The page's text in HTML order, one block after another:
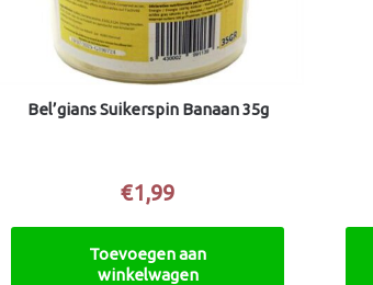
Bel’gians Suikerspin Banaan 35g
€1,99
Toevoegen aan
winkelwagen